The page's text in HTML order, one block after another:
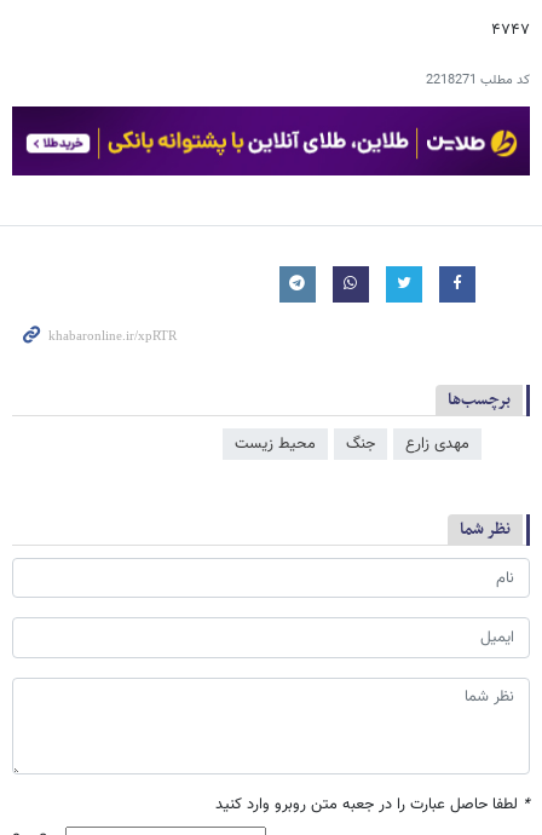
۴۷۴۷
کد مطلب 2218271
برچسب‌ها
مهدی زارع جنگ محیط زیست
نظر شما
* لطفا حاصل عبارت را در جعبه متن روبرو وارد کنید